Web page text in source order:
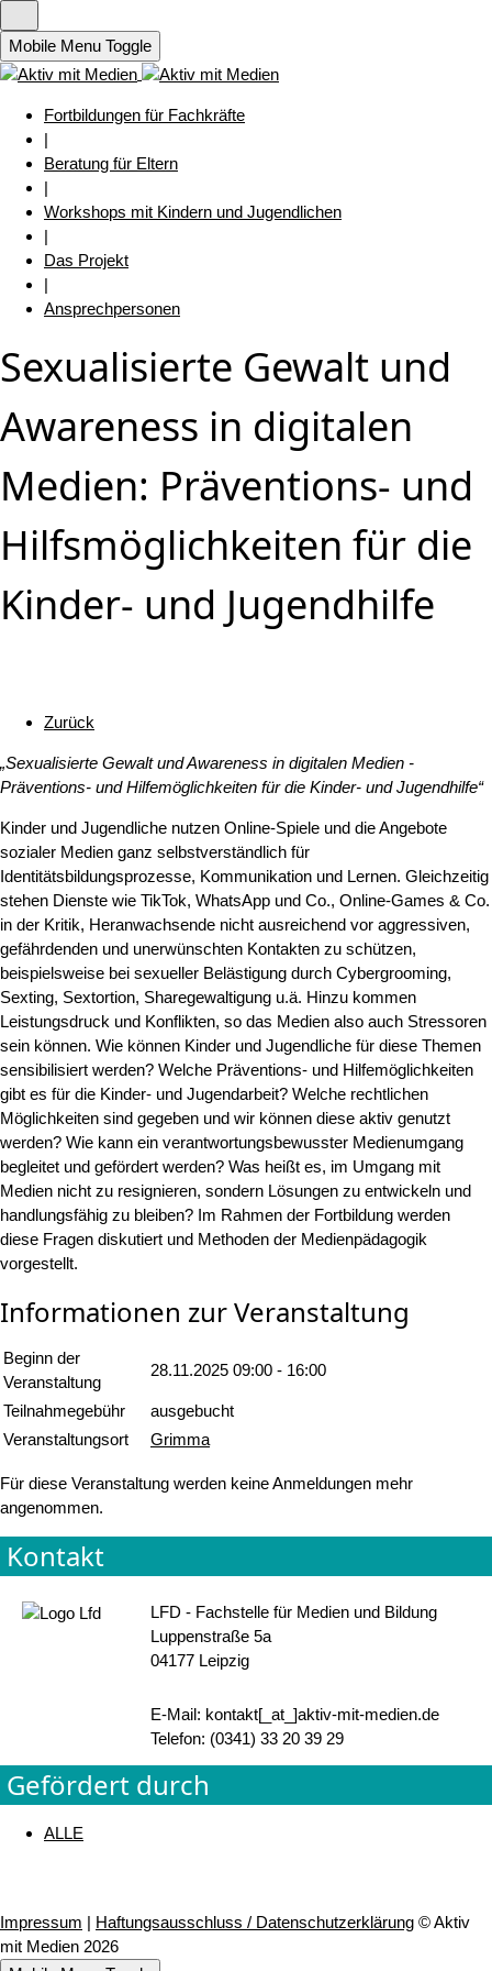
Mobile Menu Toggle
Fortbildungen für Fachkräfte
|
Beratung für Eltern
|
Workshops mit Kindern und Jugendlichen
|
Das Projekt
|
Ansprechpersonen
Sexualisierte Gewalt und
Awareness in digitalen
Medien: Präventions- und
Hilfsmöglichkeiten für die
Kinder- und Jugendhilfe
Zurück
„Sexualisierte Gewalt und Awareness in digitalen Medien -
Präventions- und Hilfemöglichkeiten für die Kinder- und Jugendhilfe“
Kinder und Jugendliche nutzen Online-Spiele und die Angebote
sozialer Medien ganz selbstverständlich für
Identitätsbildungsprozesse, Kommunikation und Lernen. Gleichzeitig
stehen Dienste wie TikTok, WhatsApp und Co., Online-Games & Co.
in der Kritik, Heranwachsende nicht ausreichend vor aggressiven,
gefährdenden und unerwünschten Kontakten zu schützen,
beispielsweise bei sexueller Belästigung durch Cybergrooming,
Sexting, Sextortion, Sharegewaltigung u.ä. Hinzu kommen
Leistungsdruck und Konflikten, so das Medien also auch Stressoren
sein können. Wie können Kinder und Jugendliche für diese Themen
sensibilisiert werden? Welche Präventions- und Hilfemöglichkeiten
gibt es für die Kinder- und Jugendarbeit? Welche rechtlichen
Möglichkeiten sind gegeben und wir können diese aktiv genutzt
werden? Wie kann ein verantwortungsbewusster Medienumgang
begleitet und gefördert werden? Was heißt es, im Umgang mit
Medien nicht zu resignieren, sondern Lösungen zu entwickeln und
handlungsfähig zu bleiben? Im Rahmen der Fortbildung werden
diese Fragen diskutiert und Methoden der Medienpädagogik
vorgestellt.
Informationen zur Veranstaltung
Beginn der
Veranstaltung
28.11.2025 09:00 - 16:00
Teilnahmegebühr
ausgebucht
Veranstaltungsort
Grimma
Für diese Veranstaltung werden keine Anmeldungen mehr
angenommen.
Kontakt
LFD - Fachstelle für Medien und Bildung
Luppenstraße 5a
04177 Leipzig
E-Mail: kontakt[_at_]aktiv-mit-medien.de
Telefon: (0341) 33 20 39 29
Gefördert durch
ALLE
Impressum | Haftungsausschluss / Datenschutzerklärung © Aktiv
mit Medien 2026